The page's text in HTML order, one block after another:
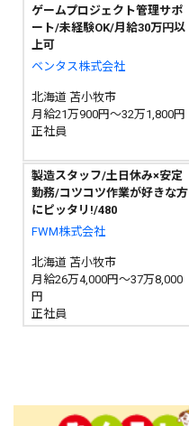
ゲームプロジェクト管理サポ
ート/未経験OK/月給30万円以
上可
ベンタス株式会社
北海道 苫小牧市
月給21万900円～32万1,800円
正社員
製造スタッフ/土日休み×安定
勤務/コツコツ作業が好きな方
にピッタリ!/480
FWM株式会社
北海道 苫小牧市
月給26万4,000円～37万8,000
円
正社員